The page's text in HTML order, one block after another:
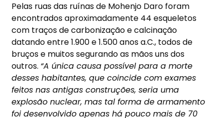
Pelas ruas das ruínas de Mohenjo Daro foram
encontrados aproximadamente 44 esqueletos
com traços de carbonização e calcinação
datando entre 1.900 e 1.500 anos a.C., todos de
bruços e muitos segurando as mãos uns dos
outros. “A única causa possível para a morte
desses habitantes, que coincide com exames
feitos nas antigas construções, seria uma
explosão nuclear, mas tal forma de armamento
foi desenvolvido apenas há pouco mais de 70